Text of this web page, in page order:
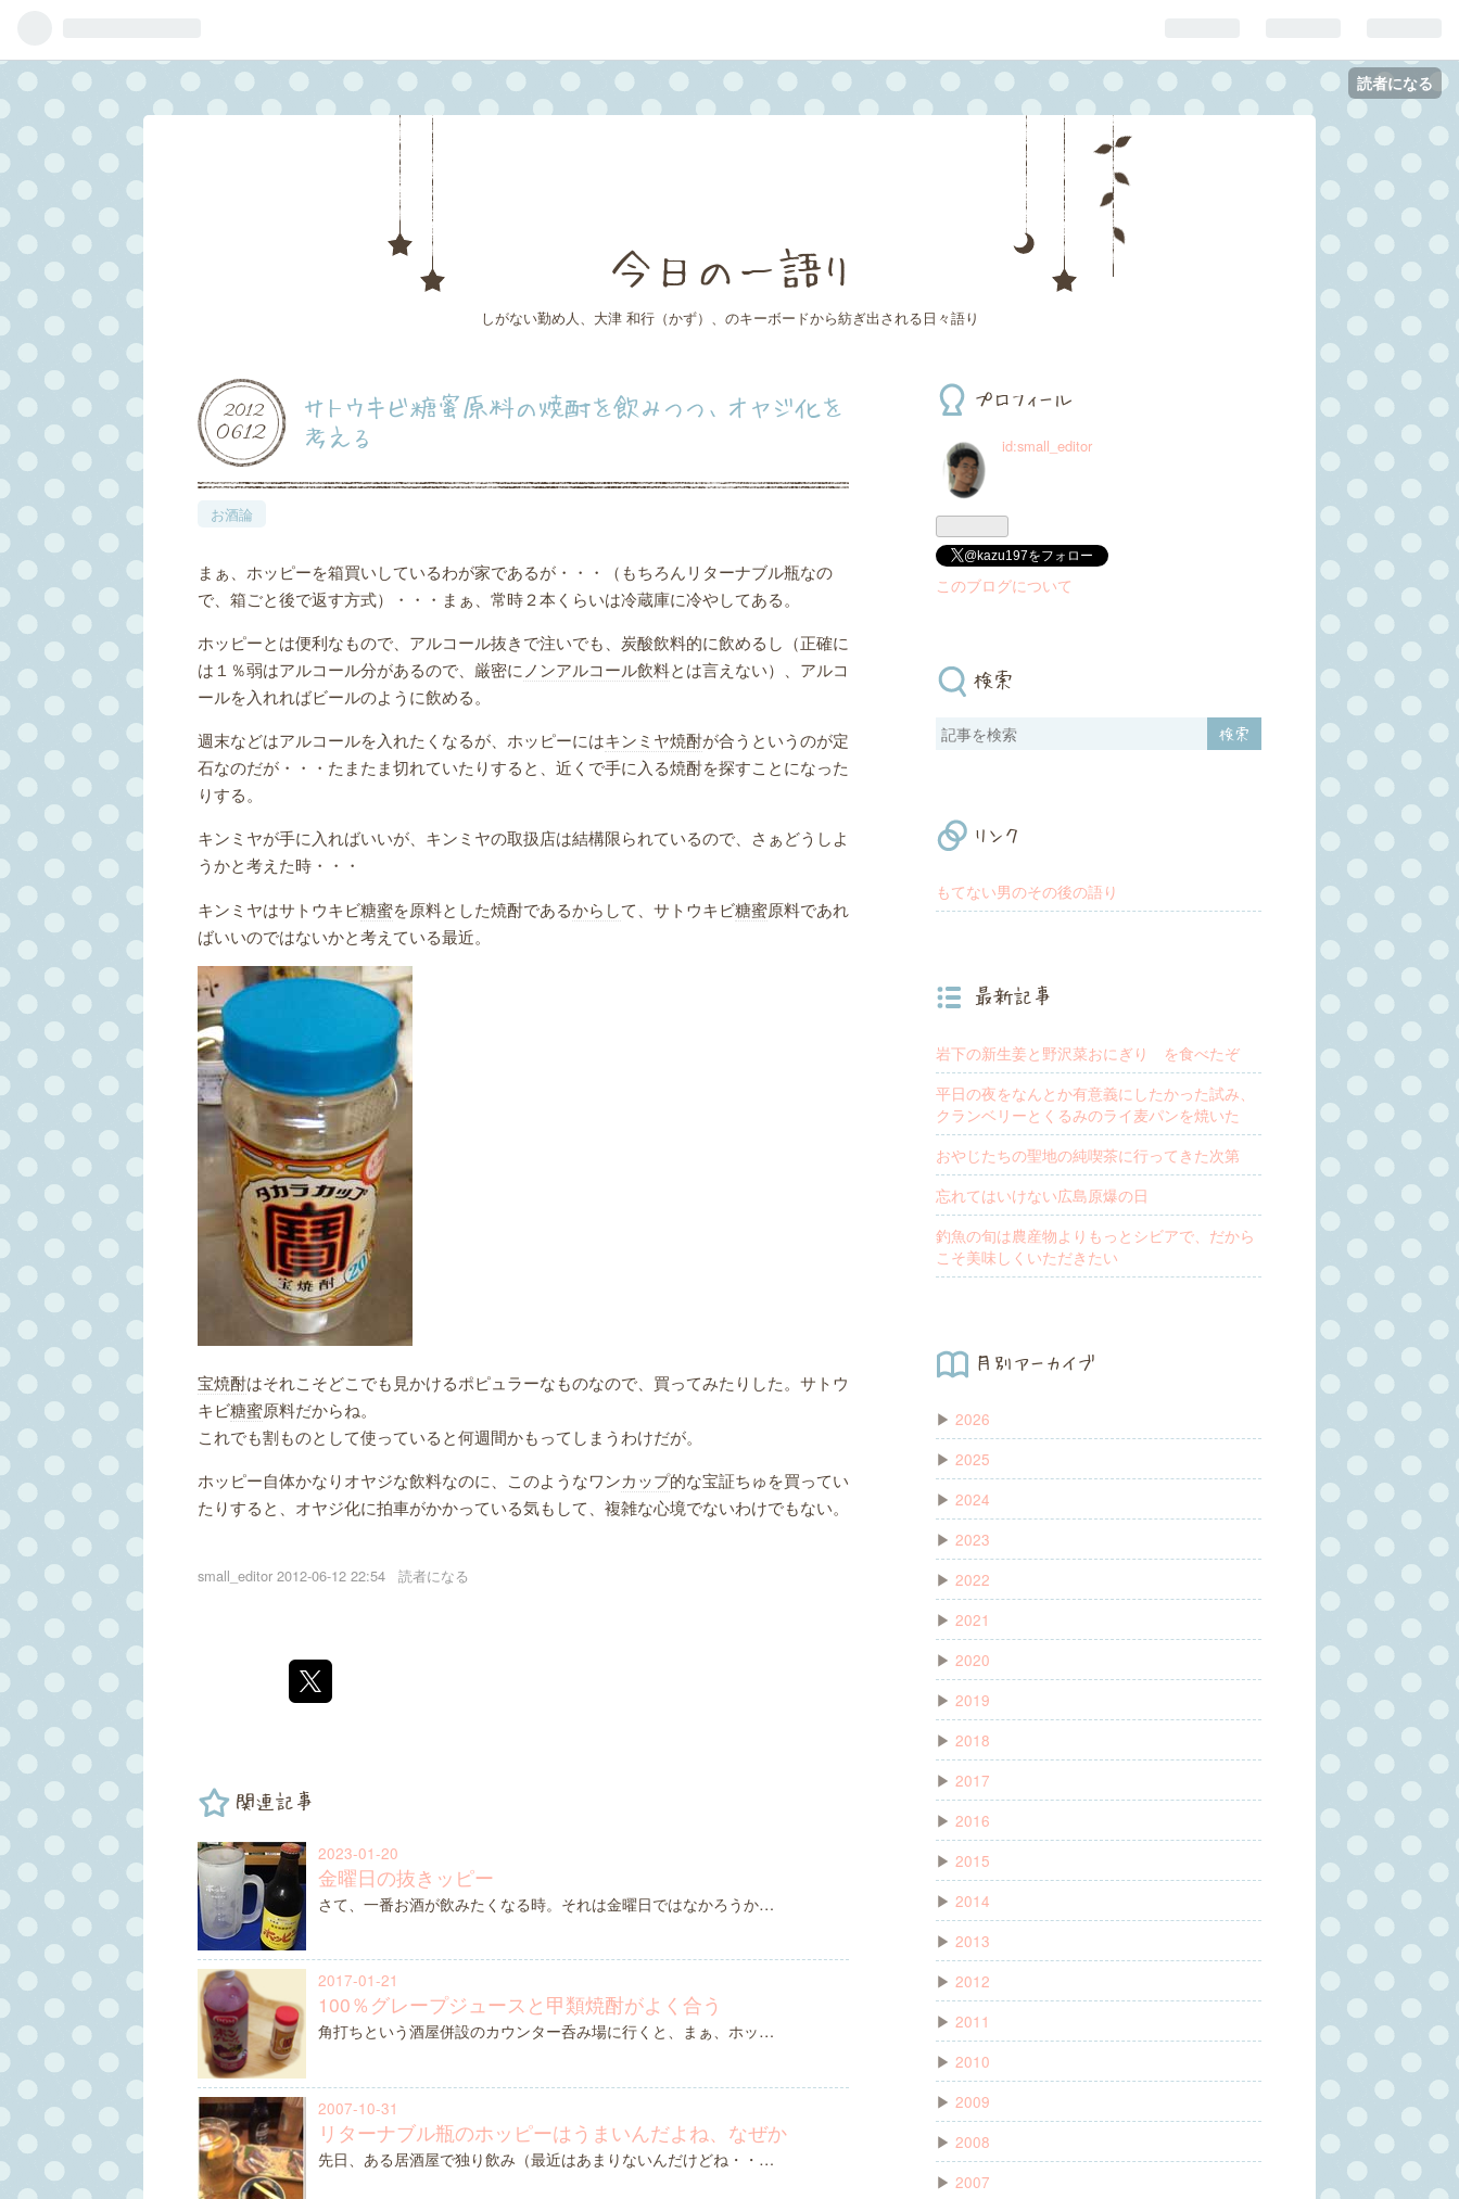
読者になる
今日の一語り
しがない勤め人、大津 和行（かず）、のキーボードから紡ぎ出される日々語り
2012
0612
サトウキビ糖蜜原料の焼酎を飲みつつ、オヤジ化を
考える
お酒論
まぁ、ホッピーを箱買いしているわが家であるが・・・（もちろんリターナブル瓶なの
で、箱ごと後で返す方式）・・・まぁ、常時２本くらいは冷蔵庫に冷やしてある。
ホッピーとは便利なもので、アルコール抜きで注いでも、炭酸飲料的に飲めるし（正確に
は１％弱はアルコール分があるので、厳密に ノンアルコール飲料とは言えない）、アルコ
ールを入れればビールのように飲める。
週末などはアルコールを入れたくなるが、ホッピーにはキンミヤ焼酎が合うというのが定
石なのだが・・・たまたま切れていたりすると、近くで手に入る焼酎を探すことになった
りする。
キンミヤが手に入ればいいが、キンミヤの取扱店は結構限られているので、さぁどうしよ
うかと考えた時・・・
キンミヤはサトウキビ糖蜜を原料とした焼酎であるからして、サトウキビ糖蜜原料であれ
ばいいのではないかと考えている最近。
宝焼酎はそれこそどこでも見かけるポピュラーなものなので、買ってみたりした。サトウ
キビ糖蜜原料だからね。
これでも割ものとして使っていると何週間かもってしまうわけだが。
ホッピー自体かなりオヤジな飲料なのに、このようなワンカップ的な宝証ちゅを買ってい
たりすると、オヤジ化に拍車がかかっている気もして、複雑な心境でないわけでもない。
small_editor 2012-06-12 22:54 読者になる
関連記事
2023-01-20
金曜日の抜きッピー
さて、一番お酒が飲みたくなる時。それは金曜日ではなかろうか…
2017-01-21
100％グレープジュースと甲類焼酎がよく合う
角打ちという酒屋併設のカウンター呑み場に行くと、まぁ、ホッ…
2007-10-31
リターナブル瓶のホッピーはうまいんだよね、なぜか
先日、ある居酒屋で独り飲み（最近はあまりないんだけどね・・…
プロフィール
id:small_editor
@kazu197をフォロー
このブログについて
検索
リンク
もてない男のその後の語り
最新記事
岩下の新生姜と野沢菜おにぎり を食べたぞ
平日の夜をなんとか有意義にしたかった試み、
クランベリーとくるみのライ麦パンを焼いた
おやじたちの聖地の純喫茶に行ってきた次第
忘れてはいけない広島原爆の日
釣魚の旬は農産物よりもっとシビアで、だから
こそ美味しくいただきたい
月別アーカイブ
▶ 2026
▶ 2025
▶ 2024
▶ 2023
▶ 2022
▶ 2021
▶ 2020
▶ 2019
▶ 2018
▶ 2017
▶ 2016
▶ 2015
▶ 2014
▶ 2013
▶ 2012
▶ 2011
▶ 2010
▶ 2009
▶ 2008
▶ 2007